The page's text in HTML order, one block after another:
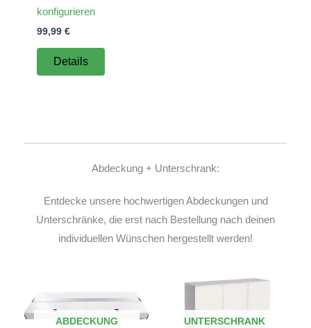
konfigurieren
99,99 €
Details
Abdeckung + Unterschrank:
Entdecke unsere hochwertigen Abdeckungen und
Unterschränke, die erst nach Bestellung nach deinen
individuellen Wünschen hergestellt werden!
ABDECKUNG UNTERSCHRANK